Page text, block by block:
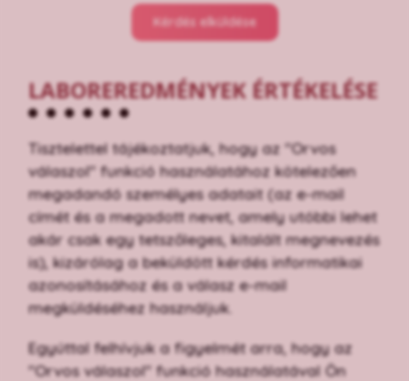
Kérdés elküldése
LABOREREDMÉNYEK ÉRTÉKELÉSE
Tisztelettel tájékoztatjuk, hogy az "Orvos
válaszol" funkció használatához kötelezően
megadandó személyes adatait (az e-mail
címét és a megadott nevet, amely utóbbi lehet
akár csak egy tetszőleges, kitalált megnevezés
is), kizárólag a beküldött kérdés informatikai
azonosításához és a válasz e-mail
megküldéséhez használjuk.
Egyúttal felhívjuk a figyelmét arra, hogy az
"Orvos válaszol" funkció használatával Ön